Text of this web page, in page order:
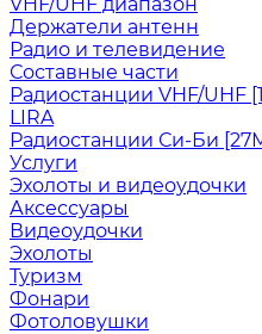
Держатели антенн
Радио и телевидение
Составные части
Радиостанции VHF/UHF
LIRA
Радиостанции Си-Би
Услуги
Эхолоты и видеоудочки
Аксессуары
Видеоудочки
Эхолоты
Туризм
Фонари
Фотоловушки